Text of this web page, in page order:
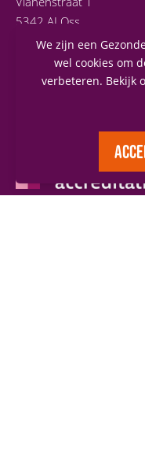
5342 AJ Oss
(0412) 66 70 70
info@maaslandcollege.nl
We zijn een
wel cookies om
verbeteren. Bekijk